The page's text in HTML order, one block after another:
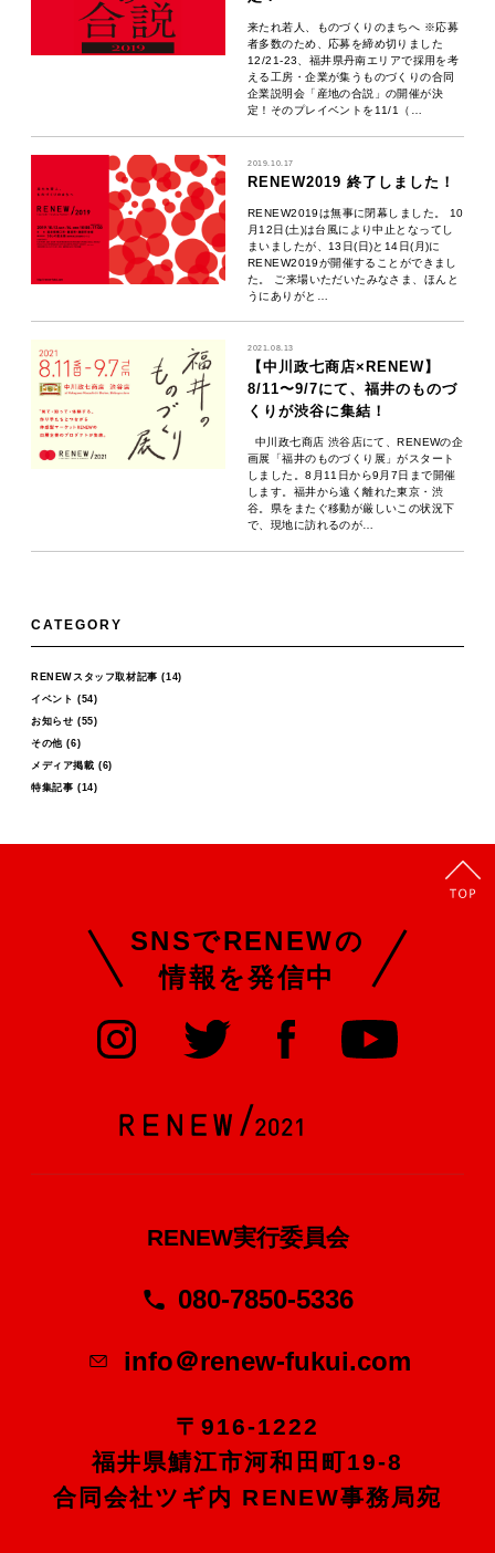
来たれ若人、ものづくりのまちへ ※応募
者多数のため、応募を締め切りました
12/21-23、福井県丹南エリアで採用を考
える工房・企業が集うものづくりの合同
企業説明会「産地の合説」の開催が決
定！そのプレイベントを11/1（…
2019.10.17
RENEW2019 終了しました！
RENEW2019は無事に閉幕しました。 10
月12日(土)は台風により中止となってし
まいましたが、13日(日)と14日(月)に
RENEW2019が開催することができまし
た。 ご来場いただいたみなさま、ほんと
うにありがと…
2021.08.13
【中川政七商店×RENEW】
8/11〜9/7にて、福井のものづ
くりが渋谷に集結！
中川政七商店 渋谷店にて、RENEWの企
画展「福井のものづくり展」がスタート
しました。8月11日から9月7日まで開催
します。福井から遠く離れた東京・渋
谷。県をまたぐ移動が厳しいこの状況下
で、現地に訪れるのが…
CATEGORY
RENEWスタッフ取材記事 (14)
イベント (54)
お知らせ (55)
その他(6)
メディア掲載 (6)
特集記事 (14)
SNSでRENEWの
情報を発信中
RENEW実行委員会
080-7850-5336
info＠renew-fukui.com
〒916-1222
福井県鯖江市河和田町19-8
合同会社ツギ内 RENEW事務局宛